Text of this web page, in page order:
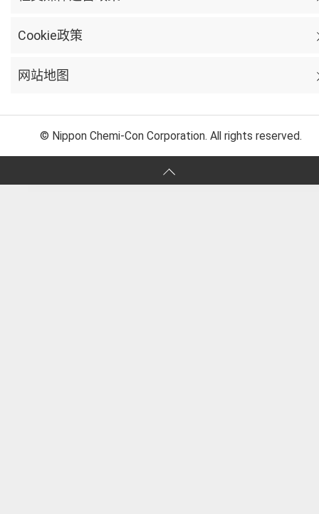
Cookie政策
网站地图
© Nippon Chemi-Con Corporation. All rights reserved.